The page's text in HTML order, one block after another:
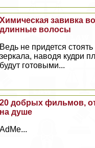
Химическая завивка
длинные волосы
Ведь не придется
зеркала, наводя кудри
будут готовыми...
20 добрых фильмов,
на душе
AdMe...